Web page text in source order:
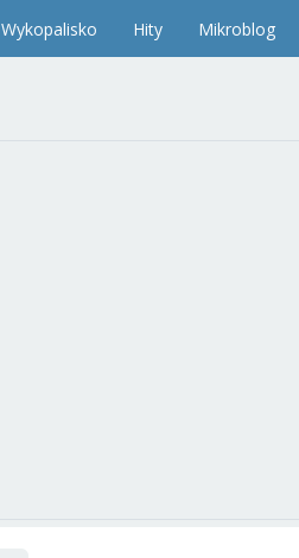
Wykopalisko Hity Mikroblog